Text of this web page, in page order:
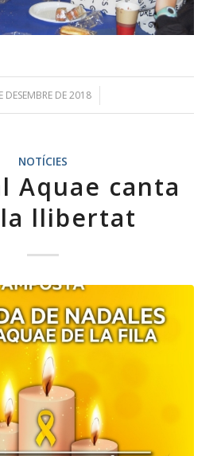
DESEMBRE DE 2018
/
NOTÍCIES
Aquae canta
llibertat